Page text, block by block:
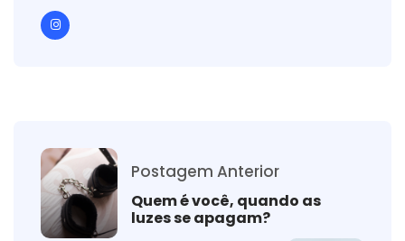
Postagem Anterior
Quem é você, quando as
luzes se apagam?